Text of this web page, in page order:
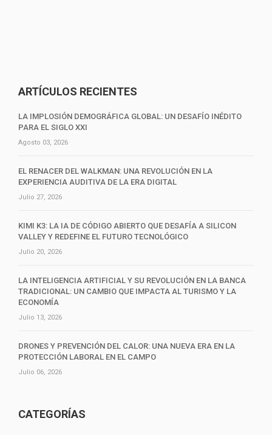
ARTÍCULOS RECIENTES
LA IMPLOSIÓN DEMOGRÁFICA GLOBAL: UN DESAFÍO INÉDITO
PARA EL SIGLO XXI
Agosto 03, 2026
EL RENACER DEL WALKMAN: UNA REVOLUCIÓN EN LA
EXPERIENCIA AUDITIVA DE LA ERA DIGITAL
Julio 27, 2026
KIMI K3: LA IA DE CÓDIGO ABIERTO QUE DESAFÍA A SILICON
VALLEY Y REDEFINE EL FUTURO TECNOLÓGICO
Julio 20, 2026
LA INTELIGENCIA ARTIFICIAL Y SU REVOLUCIÓN EN LA BANCA
TRADICIONAL: UN CAMBIO QUE IMPACTA AL TURISMO Y LA
ECONOMÍA
Julio 13, 2026
DRONES Y PREVENCIÓN DEL CALOR: UNA NUEVA ERA EN LA
PROTECCIÓN LABORAL EN EL CAMPO
Julio 06, 2026
CATEGORÍAS